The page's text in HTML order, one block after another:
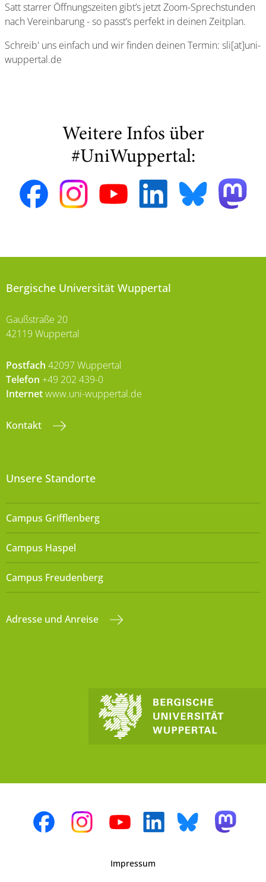
Satt starrer Öffnungszeiten gibt’s jetzt Zoom-Sprechstunden
nach Vereinbarung - so passt’s perfekt in deinen Zeitplan.
Schreib' uns einfach und wir finden deinen Termin: sli[at]uni-
wuppertal.de
Weitere Infos über
#UniWuppertal:
Bergische Universität Wuppertal
Gaußstraße 20
42119 Wuppertal
Postfach 42097 Wuppertal
Telefon +49 202 439-0
Internetwww.uni-wuppertal.de
Kontakt
Unsere Standorte
Campus Grifflenberg
Campus Haspel
Campus Freudenberg
Adresse und Anreise
Impressum